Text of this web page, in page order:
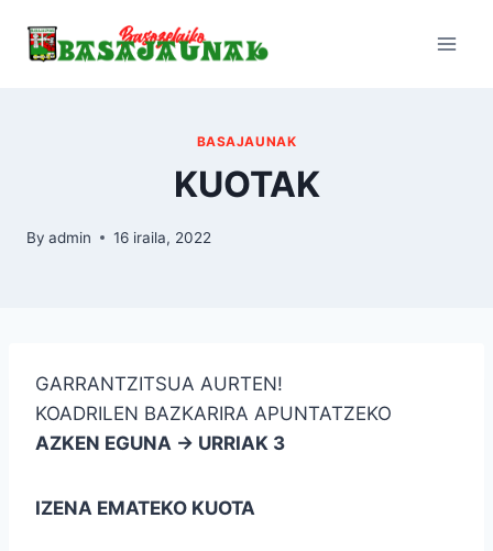
BASAJAUNAK
KUOTAK
By admin 16 iraila, 2022
GARRANTZITSUA AURTEN!
KOADRILEN BAZKARIRA APUNTATZEKO
AZKEN EGUNA → URRIAK 3
IZENA EMATEKO KUOTA